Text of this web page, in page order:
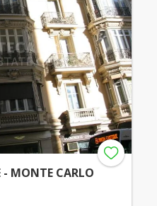
- MONTE CARLO